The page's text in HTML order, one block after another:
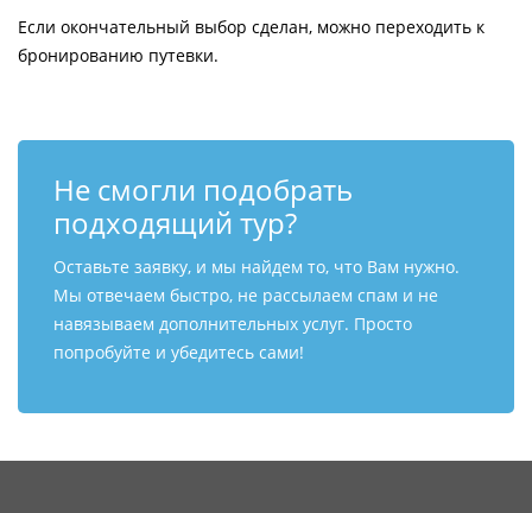
Если окончательный выбор сделан, можно переходить к
бронированию путевки.
Не смогли подобрать
подходящий тур?
Оставьте заявку, и мы найдем то, что Вам нужно.
Мы отвечаем быстро, не рассылаем спам и не
навязываем дополнительных услуг. Просто
попробуйте и убедитесь сами!